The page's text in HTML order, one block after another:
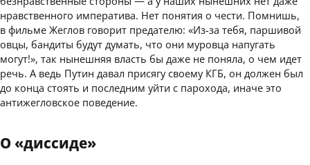
нравственного императива. Нет понятия о чести. Помнишь,
в фильме Жеглов говорит предателю: «Из-за тебя, паршивой
овцы, бандиты будут думать, что они муровца напугать
могут!», так нынешняя власть бы даже не поняла, о чем идет
речь. А ведь Путин давал присягу своему КГБ, он должен был
до конца стоять и последним уйти с парохода, иначе это
антижегловское поведение.
О «диссиде»